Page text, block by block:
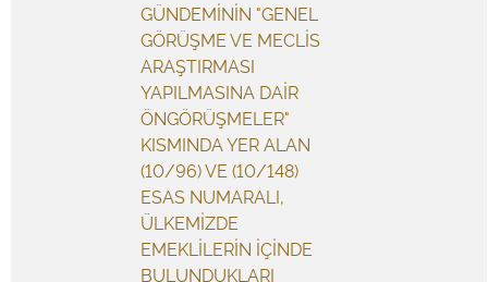
GÜNDEMİNİN "GENEL
GÖRÜŞME VE MECLİS
ARAŞTIRMASI
YAPILMASINA DAİR
ÖNGÖRÜŞMELER"
KISMINDA YER ALAN
(10/96) VE (10/148)
ESAS NUMARALI,
ÜLKEMİZDE
EMEKLİLERİN İÇİNDE
BULUNDUKLARI